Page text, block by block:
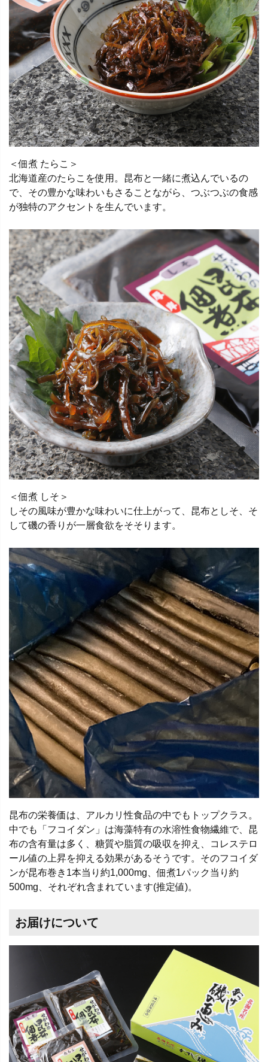
＜佃煮 たらこ＞
北海道産のたらこを使用。昆布と一緒に煮込んでいるの
で、その豊かな味わいもさることながら、つぶつぶの食感
が独特のアクセントを生んでいます。
＜佃煮 しそ＞
しその風味が豊かな味わいに仕上がって、昆布としそ、そ
して磯の香りが一層食欲をそそります。
昆布の栄養価は、アルカリ性食品の中でもトップクラス。
中でも「フコイダン」は海藻特有の水溶性食物繊維で、昆
布の含有量は多く、糖質や脂質の吸収を抑え、コレステロ
ール値の上昇を抑える効果があるそうです。そのフコイダ
ンが昆布巻き1本当り約1,000mg、佃煮1パック当り約
500mg、それぞれ含まれています(推定値)。
お届けについて